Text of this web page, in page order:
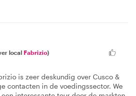
local Fabrizio)
is zeer deskundig over Cusco &
contacten in de voedingssector. We